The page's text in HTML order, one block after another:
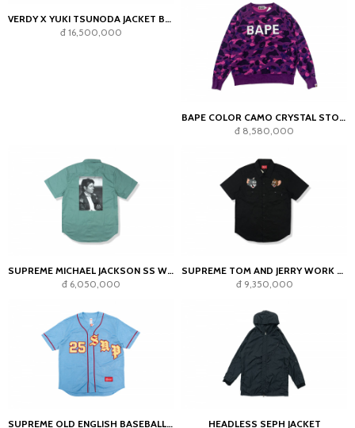
VERDY X YUKI TSUNODA JACKET BLACK 2025
đ 16,500,000
BAPE COLOR CAMO CRYSTAL STONE RELAXED FIT CREWNECK SWEATSHIRT (SS22) PURPLE
đ 8,580,000
SUPREME MICHAEL JACKSON SS WORK SHIRT WORK GREEN
đ 6,050,000
SUPREME TOM AND JERRY WORK SHIRT BLACK
đ 9,350,000
SUPREME OLD ENGLISH BASEBALL JERSEY LIGHT BLUE
HEADLESS SEPH JACKET